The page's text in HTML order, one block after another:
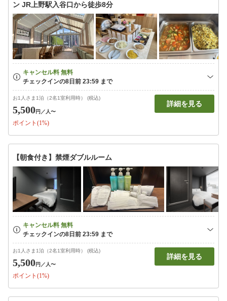
ン JR上野駅入谷口から徒歩8分
お1人さま1泊（2名1室利用時） (税込)
5,500円 ／人〜
ポイント(1%)
詳細を見る
【朝食付き】禁煙ダブルルーム
お1人さま1泊（2名1室利用時） (税込)
5,500円 ／人〜
ポイント(1%)
詳細を見る